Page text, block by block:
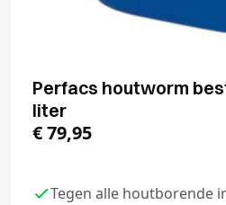
Perfacs houtworm
liter
€79,95
Tegen alle houtborende